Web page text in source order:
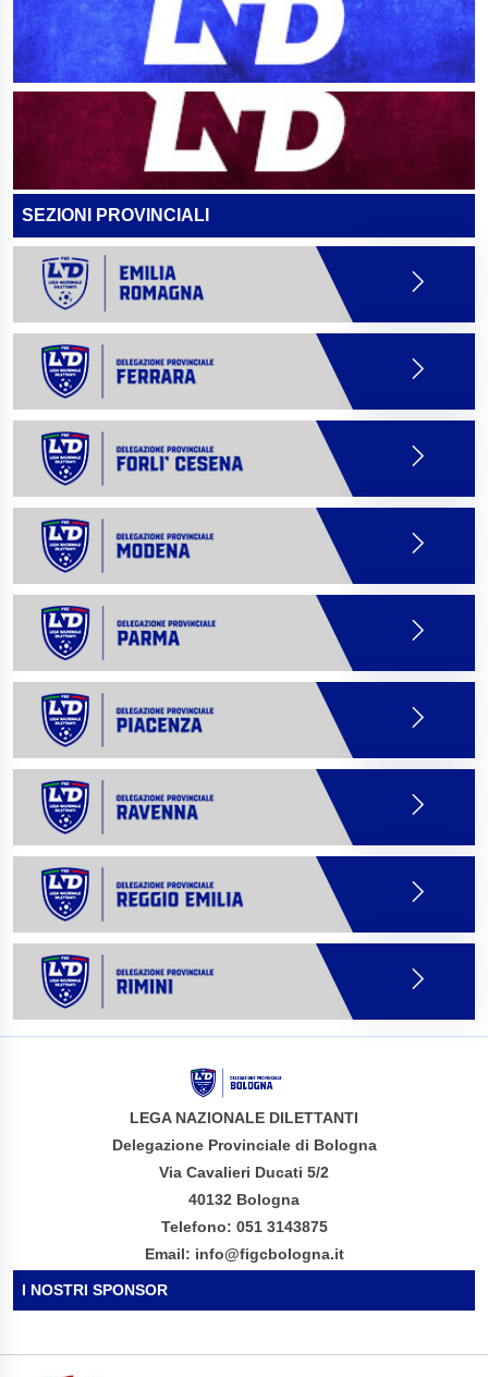
SEZIONI PROVINCIALI
LEGA NAZIONALE DILETTANTI
Delegazione Provinciale di Bologna
Via Cavalieri Ducati 5/2
40132 Bologna
Telefono: 051 3143875
Email: info@figcbologna.it
I NOSTRI SPONSOR